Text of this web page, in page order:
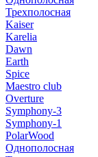
Трехполосная
Kaiser
Karelia
Dawn
Earth
Spice
Maestro club
Overture
Symphony-3
Symphony-1
PolarWood
Однополосная